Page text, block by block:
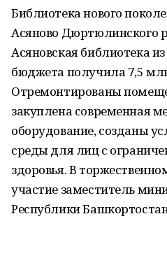
Библиотека нового
Асяново Дюртюлинского
Асяновская библиотека
бюджета получила 7,5
Отремонтированы
закуплена современная
оборудование, созданы
среды для лиц с
здоровья. В
участие заместитель
Республики